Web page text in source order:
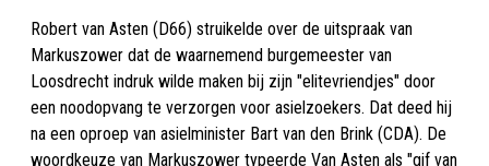
Robert van Asten (D66) struikelde over de uitspraak van
Markuszower dat de waarnemend burgemeester van
Loosdrecht indruk wilde maken bij zijn "elitevriendjes" door
een noodopvang te verzorgen voor asielzoekers. Dat deed hij
na een oproep van asielminister Bart van den Brink (CDA). De
woordkeuze van Markuszower typeerde Van Asten als "gif van